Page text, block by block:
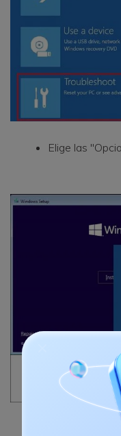
Elige las
Para